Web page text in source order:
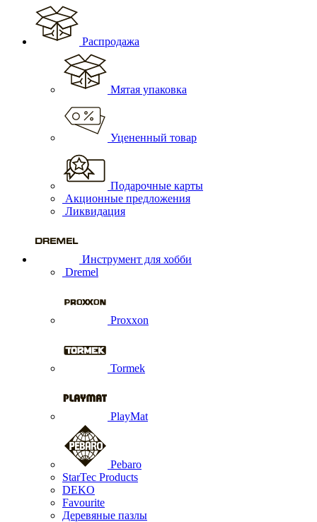
Распродажа
Мятая упаковка
Уцененный товар
Подарочные карты
Акционные предложения
Ликвидация
Инструмент для хобби
Dremel
Proxxon
Tormek
PlayMat
Pebaro
StarTec Products
DEKO
Favourite
Деревяные пазлы